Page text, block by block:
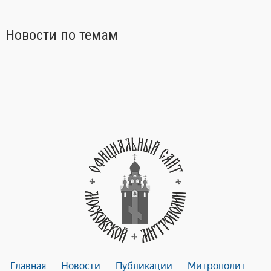
Новости по темам
gr s
Главная Новости Публикации Митрополит